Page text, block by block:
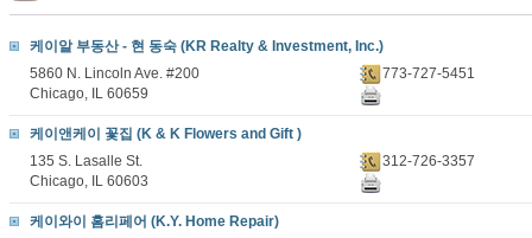
케이알 부동산 - 현 동숙 (KR Realty & Investment, Inc.)
5860 N. Lincoln Ave. #200
Chicago, IL 60659
773-727-5451
케이앤케이 꽃집 (K & K Flowers and Gift )
135 S. Lasalle St.
Chicago, IL 60603
312-726-3357
케이와이 홈리페어 (K.Y. Home Repair)